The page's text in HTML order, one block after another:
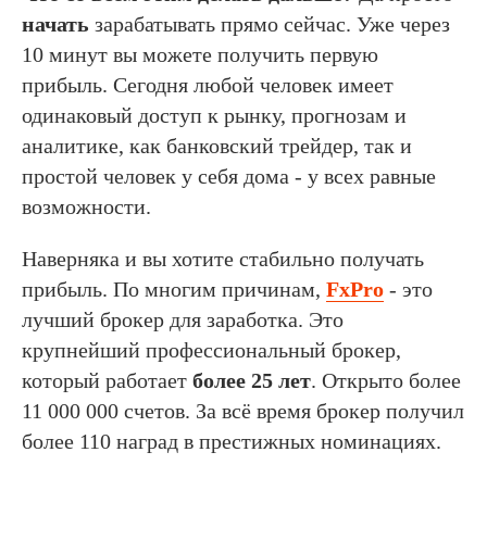
начать зарабатывать прямо сейчас. Уже через
10 минут вы можете получить первую
прибыль. Сегодня любой человек имеет
одинаковый доступ к рынку, прогнозам и
аналитике, как банковский трейдер, так и
простой человек у себя дома - у всех равные
возможности.
Наверняка и вы хотите стабильно получать
прибыль. По многим причинам, FxPro - это
лучший брокер для заработка. Это
крупнейший профессиональный брокер,
который работает более 25 лет. Открыто более
11 000 000 счетов. За всё время брокер получил
более 110 наград в престижных номинациях.